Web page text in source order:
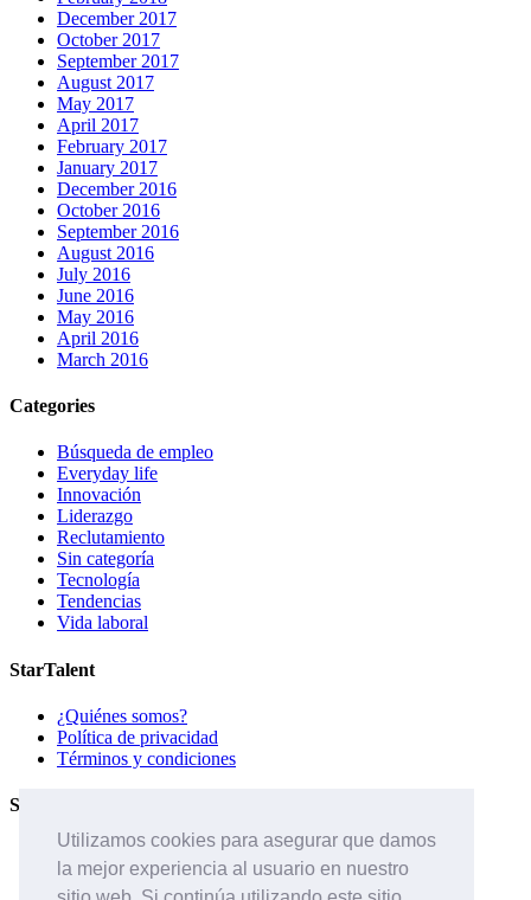
Utilizamos cookies para asegurar que damos
la mejor experiencia al usuario en nuestro
December 2017
October 2017
September 2017
August 2017
May 2017
April 2017
February 2017
January 2017
December 2016
October 2016
September 2016
August 2016
July 2016
June 2016
May 2016
April 2016
March 2016
Categories
Búsqueda de empleo
Everyday life
Innovación
Liderazgo
Reclutamiento
Sin categoría
Tecnología
Tendencias
Vida laboral
StarTalent
¿Quiénes somos?
Política de privacidad
Términos y condiciones
Servicios
Páginas de carreras
Sistema ATS
Contáctanos